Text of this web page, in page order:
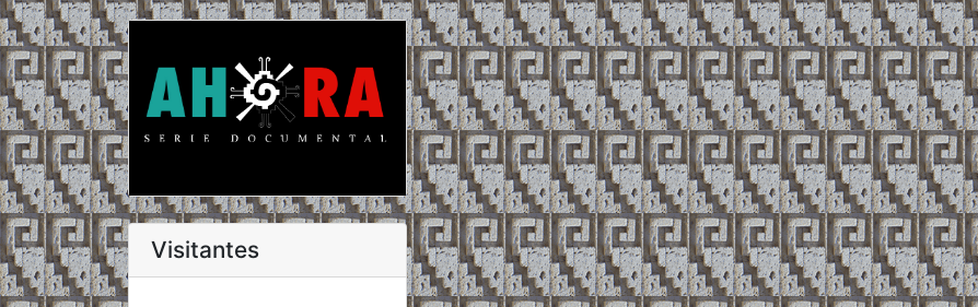
Visitantes